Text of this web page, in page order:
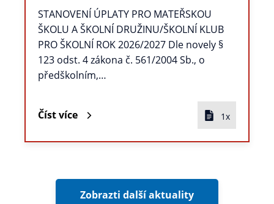
STANOVENÍ ÚPLATY PRO MATEŘSKOU
ŠKOLU A ŠKOLNÍ DRUŽINU/ŠKOLNÍ KLUB
PRO ŠKOLNÍ ROK 2026/2027 Dle novely §
123 odst. 4 zákona č. 561/2004 Sb., o
předškolním,…
Číst více 1x
Zobrazti další aktuality